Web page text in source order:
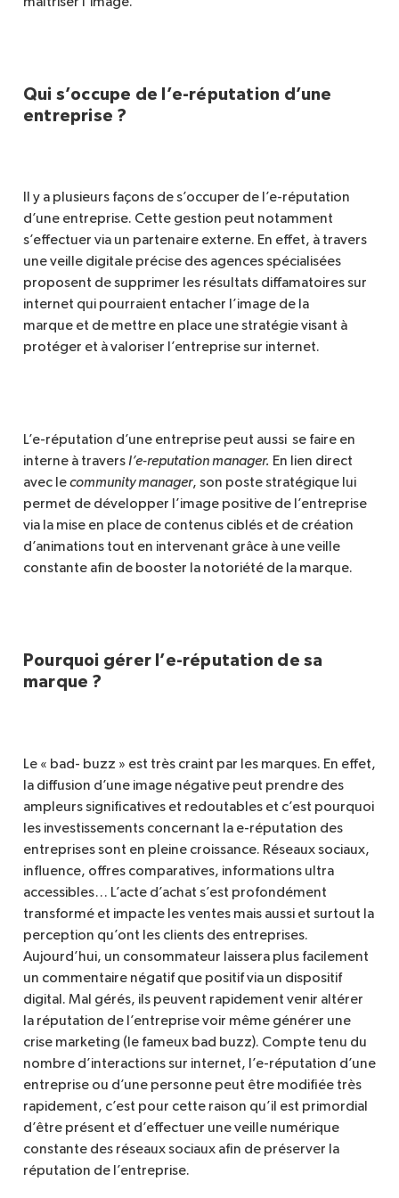
Qui s’occupe de l’e-réputation d’une
entreprise ?
Il y a plusieurs façons de s’occuper de l’e-réputation
d’une entreprise. Cette gestion peut notamment
s’effectuer via un partenaire externe. En effet, à travers
une veille digitale précise des agences spécialisées
proposent de supprimer les résultats diffamatoires sur
internet qui pourraient entacher l’image de la
marque et de mettre en place une stratégie visant à
protéger et à valoriser l’entreprise sur internet.
L’e-réputation d’une entreprise peut aussi se faire en
interne à travers l’e-reputation manager. En lien direct
avec lecommunity manager, son poste stratégique lui
permet de développer l’image positive de l’entreprise
via la mise en place de contenus ciblés et de création
d’animations tout en intervenant grâce à une veille
constante afin de booster la notoriété de la marque.
Pourquoi gérer l’e-réputation de sa
marque ?
Le « bad- buzz » est très craint par les marques. En effet,
la diffusion d’une image négative peut prendre des
ampleurs significatives et redoutables et c’est pourquoi
les investissements concernant la e-réputation des
entreprises sont en pleine croissance. Réseaux sociaux,
influence, offres comparatives, informations ultra
accessibles… L’acte d’achat s’est profondément
transformé et impacte les ventes mais aussi et surtout la
perception qu’ont les clients des entreprises.
Aujourd’hui, un consommateur laissera plus facilement
un commentaire négatif que positif via un dispositif
digital. Mal gérés, ils peuvent rapidement venir altérer
la réputation de l’entreprise voir même générer une
crise marketing (le fameux bad buzz). Compte tenu du
nombre d’interactions sur internet, l’e-réputation d’une
entreprise ou d’une personne peut être modifiée très
rapidement, c’est pour cette raison qu’il est primordial
d’être présent et d’effectuer une veille numérique
constante des réseaux sociaux afin de préserver la
réputation de l’entreprise.